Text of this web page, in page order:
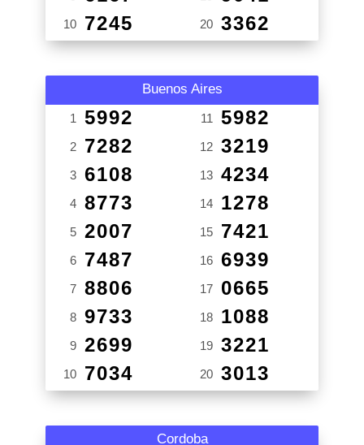
10 7245 20 3362
Buenos Aires
1 5992
2 7282
3 6108
4 8773
5 2007
6 7487
7 8806
8 9733
9 2699
10 7034
11 5982
12 3219
13 4234
14 1278
15 7421
16 6939
17 0665
18 1088
19 3221
20 3013
Cordoba